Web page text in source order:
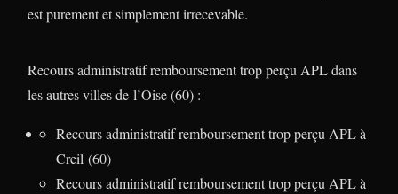
est purement et simplement irrecevable.
Recours administratif remboursement trop perçu APL dans
les autres villes de l’Oise (60) :
Recours administratif remboursement trop perçu APL à
Creil (60)
Recours administratif remboursement trop perçu APL à